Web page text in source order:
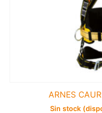
ARNES
Sin stock